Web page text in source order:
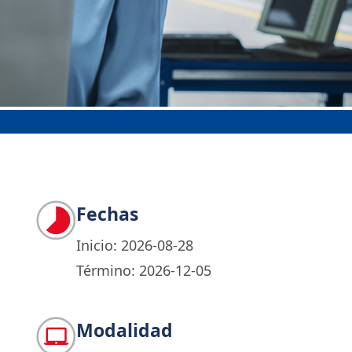
Fechas
Inicio: 2026-08-28
Término: 2026-12-05
Modalidad